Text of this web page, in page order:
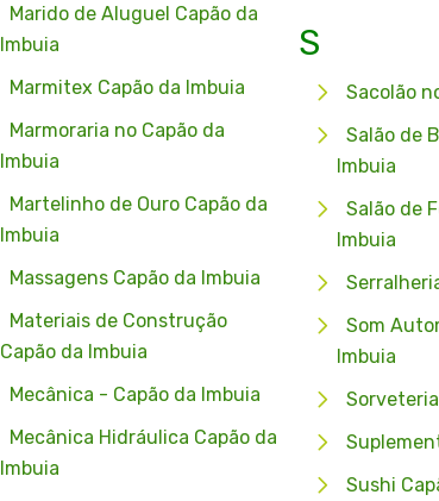
Marido de Aluguel Capão da
Imbuia
Marmitex Capão da Imbuia
Marmoraria no Capão da
Imbuia
Martelinho de Ouro Capão da
Imbuia
Massagens Capão da Imbuia
Materiais de Construção
Capão da Imbuia
Mecânica - Capão da Imbuia
Mecânica Hidráulica Capão da
Imbuia
S
Sacolão
Salão de
Imbuia
Salão de
Imbuia
Som
Imbuia
Sushi